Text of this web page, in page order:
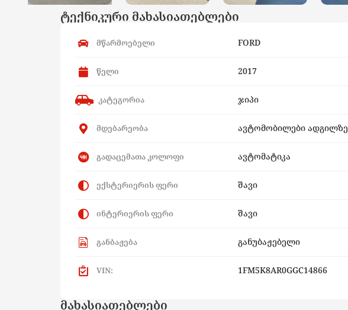
ტექნიკური მახასიათებლები
მწარმოებელი FORD
წელი 2017
კატეგორია ჯიპი
მდებარეობა ავტომობილები ადგილზე
გადაცემათა კოლოფი ავტომატიკა
ექსტერიერის ფერი შავი
ინტერიერის ფერი შავი
განბაჟება განუბაჟებელი
VIN: 1FM5K8AR0GGC14866
მახასიათებლები